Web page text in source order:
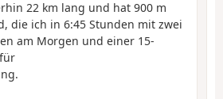
22 km lang und hat 900 m
die ich in 6:45 Stunden mit zwei
am Morgen und einer 15-